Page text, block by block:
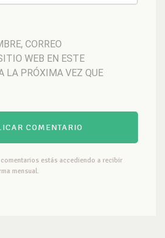
CORREO
WEB EN ESTE
LA PRÓXIMA VEZ QUE
estás accediendo a recibir
mensual.